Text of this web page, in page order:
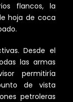
flancos, la
hoja de coca
Desde el
las armas
permitiría
de vista
petroleras